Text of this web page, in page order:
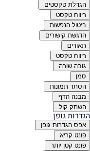
הגדלת טקסטים
ריווח טקסט
ביטול הנפשות
הדגשת קישורים
תאורים
ריווח טקסט
גובה שורה
סמן
הסתר תמונות
מבנה הדף
השתק קול
הגדרות גופן
אפס הגדרות גופן
פונט קריא
פונט קטן יותר